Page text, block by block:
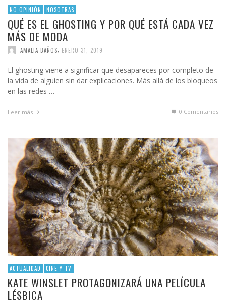
NO OPINIÓN NOSOTRAS
QUÉ ES EL GHOSTING Y POR QUÉ ESTÁ CADA VEZ
MÁS DE MODA
AMALIA BAÑOS ENERO 31, 2019
El ghosting viene a significar que desapareces por completo de
la vida de alguien sin dar explicaciones. Más allá de los bloqueos
en las redes …
Leer más 0 Comentarios
ACTUALIDAD CINE Y TV
KATE WINSLET PROTAGONIZARÁ UNA PELÍCULA
LÉSBICA